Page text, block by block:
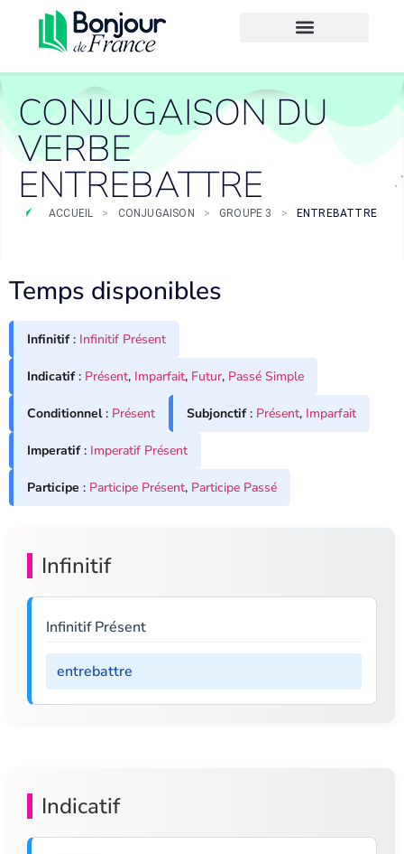
CONJUGAISON DU
VERBE
ENTREBATTRE
ACCUEIL > CONJUGAISON > GROUPE 3 > ENTREBATTRE
Temps disponibles
Infinitif: Infinitif Présent
Indicatif: Présent, Imparfait, Futur, Passé Simple
Conditionnel: Présent Subjonctif: Présent, Imparfait
Imperatif: Imperatif Présent
Participe : Participe Présent, Participe Passé
Infinitif
Infinitif Présent
entrebattre
Indicatif